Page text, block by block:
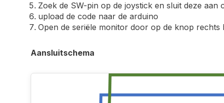
Zoek de SW-pin op de joystick en sluit deze aan
upload de code naar de arduino
Open de seriële monitor door op de knop
Aansluitschema